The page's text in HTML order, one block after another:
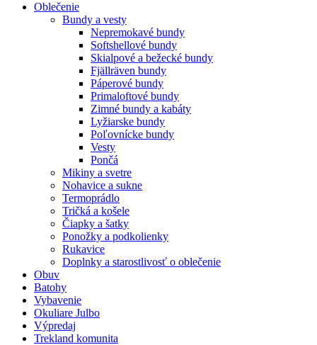
Oblečenie
Bundy a vesty
Nepremokavé bundy
Softshellové bundy
Skialpové a bežecké bundy
Fjällräven bundy
Páperové bundy
Primaloftové bundy
Zimné bundy a kabáty
Lyžiarske bundy
Poľovnícke bundy
Vesty
Pončá
Mikiny a svetre
Nohavice a sukne
Termoprádlo
Tričká a košele
Čiapky a šatky
Ponožky a podkolienky
Rukavice
Doplnky a starostlivosť o oblečenie
Obuv
Batohy
Vybavenie
Okuliare Julbo
Výpredaj
Trekland komunita